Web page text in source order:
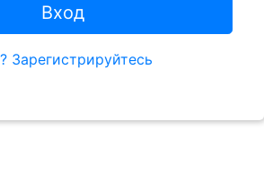
Вход
Зарегистрируйтесь